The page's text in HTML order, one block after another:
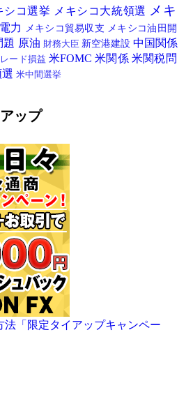
シコ選挙 メキシコ大統領選 メキ
力 メキシコ貿易収支 メキシコ油田開
題 原油 財務大臣 新空港建設 中国関係
ード損益 米FOMC米関係 米関税問
選米中間選挙
ップ
「限定タイアップキャンペー